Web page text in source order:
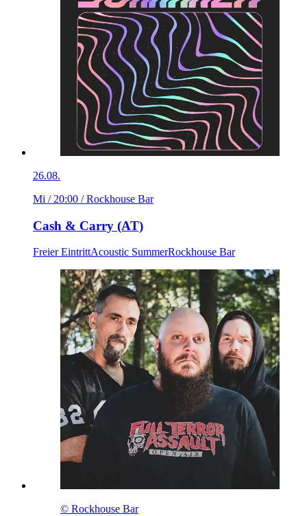
26.08.
Mi / 20:00 / Rockhouse Bar
Cash & Carry (AT)
Freier EintrittAcoustic SummerRockhouse Bar
© Rockhouse Bar